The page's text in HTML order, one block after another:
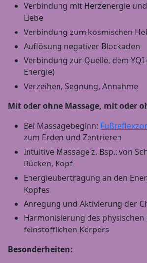
Verbindung mit Herzenergie
Liebe
Verbindung zum kosmischen
Auflösung negativer Blockaden
Verbindung zur Quelle, dem YQI
Energie)
Verzeihen, Segnung, Annahme
Mit oder ohne Massage, mit oder
Bei Massagebeginn:
zum Erden und Zentrieren
Intuitive Massage z. Bsp.: von
Rücken, Kopf
Energieübertragung an den
Kopfes
Anregung und Aktivierung der
Harmonisierung des physischen
feinstofflichen Körpers
Besonderheiten: